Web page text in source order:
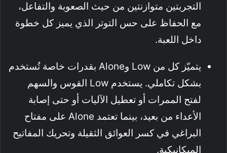
التجربتين متوازنتين من حيث الصعوبة والتفاعل،
مع الحفاظ على حس التوتر الذي يميز كل خطوة
داخل اللعبة.
يتميّز كل من Low وAlone بقدرات خاصة تُستخدم
بشكل تكاملي. يستخدم Low القوس والسهم
لفتح الممرات أو تعطيل الآليات أو حتى إصابة
الأعداء من بعيد، بينما تعتمد Alone على مفتاح
البراغي في كسر العوائق الثقيلة وتحريك المفاتيح
الميكانيكية.